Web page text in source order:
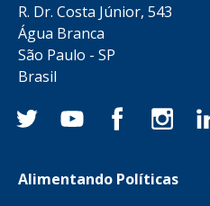
R. Dr. Costa Júnior, 543
Água Branca
São Paulo - SP
Brasil
Alimentando Políticas